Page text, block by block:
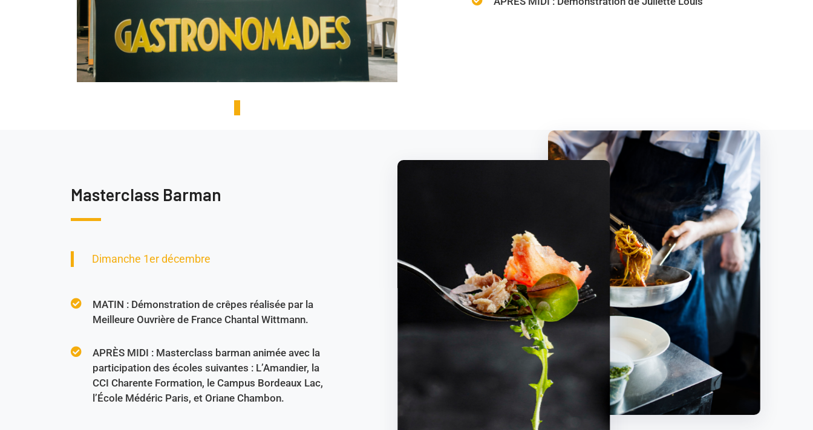
Masterclass Barman
Dimanche 1er décembre
MATIN : Démonstration de crêpes réalisée par la
Meilleure Ouvrière de France Chantal Wittmann.
APRÈS MIDI : Masterclass barman animée avec la
participation des écoles suivantes : L’Amandier, la
CCI Charente Formation, le Campus Bordeaux Lac,
l’École Médéric Paris, et Oriane Chambon.